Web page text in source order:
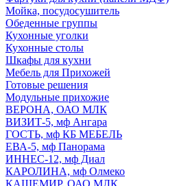
Мойка, посудосушитель
Обеденные группы
Кухонные уголки
Кухонные столы
Шкафы для кухни
Мебель для Прихожей
Готовые решения
Модульные прихожие
ВЕРОНА, ОАО МЛК
ВИЗИТ-5, мф Ангара
ГОСТЬ, мф КБ МЕБЕЛЬ
ЕВА-5, мф Панорама
ИННЕС-12, мф Диал
КАРОЛИНА, мф Олмеко
КАШЕМИР, ОАО МЛК